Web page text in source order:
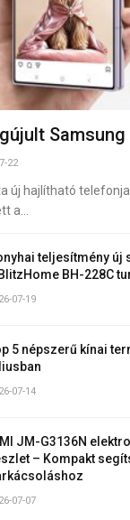
Samsung
22
új hajlítható
a…
teljesítmény új
BH-228C
07-19
5 népszerű kínai
07-14
JM-G3136N
– Kompakt
07-07